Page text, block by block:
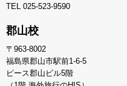
TEL 025-523-9590
郡山校
〒963-8002
福島県郡山市駅前1-6-5
ピース郡山ビル5階